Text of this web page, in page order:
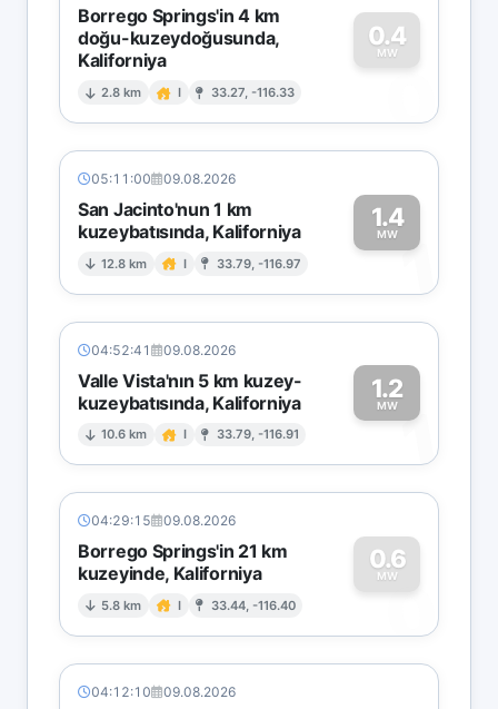
Borrego Springs'in 4 km
doğu-kuzeydoğusunda,
Kaliforniya
2.8 km I 33.27, -116.33
0.4
MW
0
05:11:00 09.08.2026
San Jacinto'nun 1 km
kuzeybatısında, Kaliforniya
12.8 km I 33.79, -116.97
1.4
MW1
04:52:41 09.08.2026
Valle Vista'nın 5 km kuzey-
kuzeybatısında, Kaliforniya
10.6 km I 33.79, -116.91
1.2
MW1
04:29:15 09.08.2026
Borrego Springs'in 21 km
kuzeyinde, Kaliforniya
5.8 km I 33.44, -116.40
0.6
MW
0
04:12:10 09.08.2026